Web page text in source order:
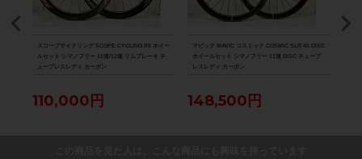
スコープサイクリング SCOPE CYCLING R5 ホイー
ルセット シマノフリー 11速/12速 リムブレーキ チ
ューブレスレディ カーボン
110,000円
マビック MAVIC コスミック COSMIC SLR 45 DISC
ホイールセット シマノフリー 11速 DISC チューブ
レスレディ カーボン
148,500円